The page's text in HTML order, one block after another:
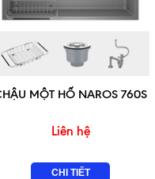
MỘT HỐ NAROS 760S
Liên hệ
CHI TIẾT